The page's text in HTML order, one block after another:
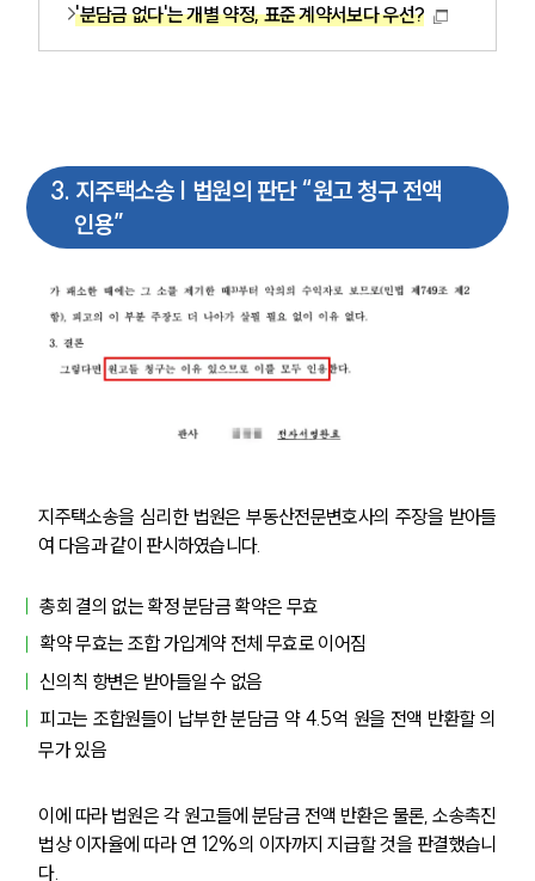
팀소개
팀소개
대륜의 강점
오시는 길
글로벌 파트너 로펌
고객의 소리
통합검색
업무사례
'분담금 없다'는 개별 약정, 표준 계약서보다 우선?
3. 지주택소송 | 법원의 판단 “원고 청구 전액
인용”
지주택소송을 심리한 법원은 부동산전문변호사의 주장을 받아들
여 다음과 같이 판시하였습니다.
총회 결의 없는 확정 분담금 확약은 무효
확약 무효는 조합 가입계약 전체 무효로 이어짐
신의칙 항변은 받아들일 수 없음
피고는 조합원들이 납부한 분담금 약 4.5억 원을 전액 반환할 의
무가 있음
이에 따라 법원은 각 원고들에 분담금 전액 반환은 물론, 소송촉진
법상 이자율에 따라 연 12%의 이자까지 지급할 것을 판결했습니
다.